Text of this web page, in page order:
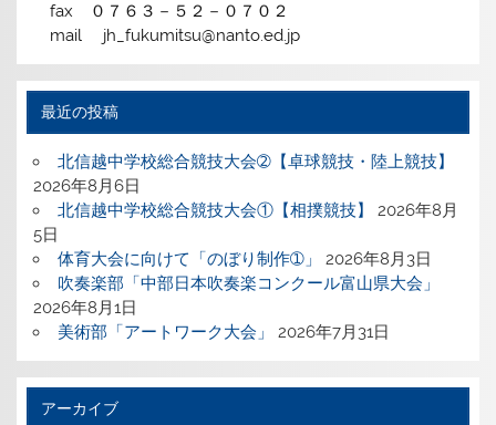
fax ０７６３－５２－０７０２
mail jh_fukumitsu@nanto.ed.jp
最近の投稿
北信越中学校総合競技大会➁【卓球競技・陸上競技】
2026年8月6日
北信越中学校総合競技大会①【相撲競技】
2026年8月
5日
体育大会に向けて「のぼり制作➀」
2026年8月3日
吹奏楽部「中部日本吹奏楽コンクール富山県大会」
2026年8月1日
美術部「アートワーク大会」
2026年7月31日
アーカイブ